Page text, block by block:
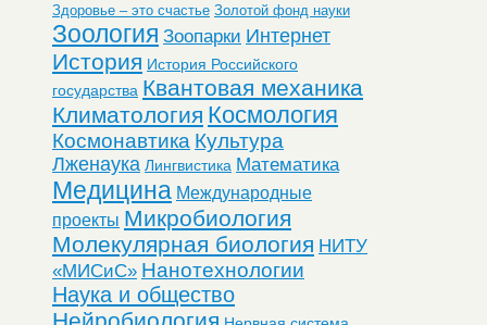
Здоровье – это счастье Золотой фонд науки
Зоология Зоопарки Интернет
История История Российского
государства Квантовая механика
Климатология Космология
Космонавтика Культура
Лженаука Лингвистика Математика
Медицина Международные
проекты Микробиология
Молекулярная биология НИТУ
«МИСиС» Нанотехнологии
Наука и общество
Нейробиология